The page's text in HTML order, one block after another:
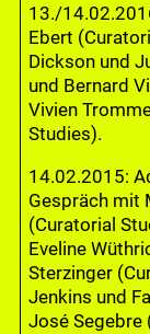
13./
Ebert
Dickson und
und Bernard
Vivien
Studies).
14.02.2015:
Gespräch mit
(Curatorial
Eveline
Sterzinger
Jenkins und
José Segebre